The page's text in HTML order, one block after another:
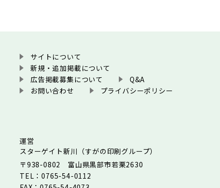
サイトについて
新規・追加掲載について
広告掲載募集について
Q&A
お問い合わせ
プライバシーポリシー
運営
スターゲイト新川（すがの印刷グループ）
〒938-0802 富山県黒部市若栗2630
TEL：0765-54-0112